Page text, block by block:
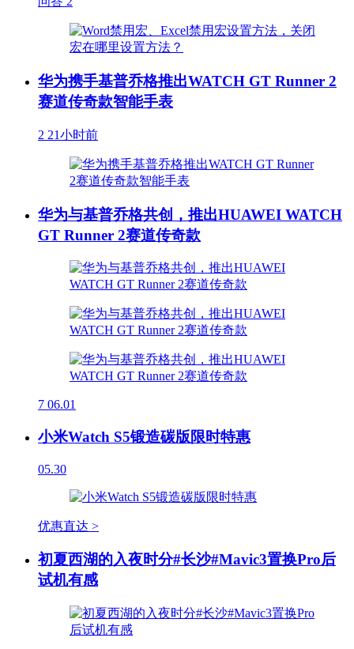
华为携手基普乔格推出WATCH GT Runner 2
赛道传奇款智能手表
2 21小时前
华为与基普乔格共创，推出HUAWEI WATCH
GT Runner 2赛道传奇款
7 06.01
小米Watch S5锻造碳版限时特惠
05.30
优惠直达 >
初夏西湖的入夜时分#长沙#Mavic3置换Pro后
试机有感